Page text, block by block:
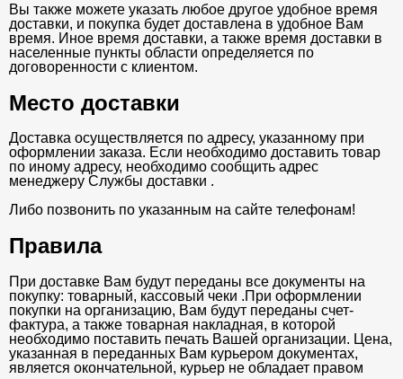
Вы также можете указать любое другое удобное время
доставки, и покупка будет доставлена в удобное Вам
время. Иное время доставки, а также время доставки в
населенные пункты области определяется по
договоренности с клиентом.
Место доставки
Доставка осуществляется по адресу, указанному при
оформлении заказа. Если необходимо доставить товар
по иному адресу, необходимо сообщить адрес
менеджеру Службы доставки .
Либо позвонить по указанным на сайте телефонам!
Правила
При доставке Вам будут переданы все документы на
покупку: товарный, кассовый чеки .При оформлении
покупки на организацию, Вам будут переданы счет-
фактура, а также товарная накладная, в которой
необходимо поставить печать Вашей организации. Цена,
указанная в переданных Вам курьером документах,
является окончательной, курьер не обладает правом